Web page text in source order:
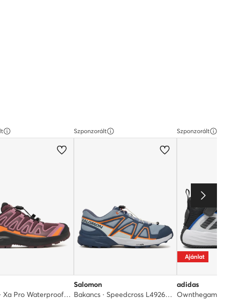
Bakancs · Xa Pro Waterproof L49308600 · Rózsaszín
Szponzorált
Salomon
Bakancs · Speedcross L49269700 · Kék
Szponzorált
Ajánlat
adidas